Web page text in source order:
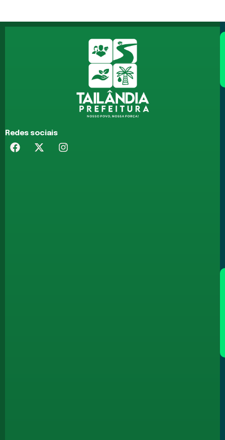
Redes sociais